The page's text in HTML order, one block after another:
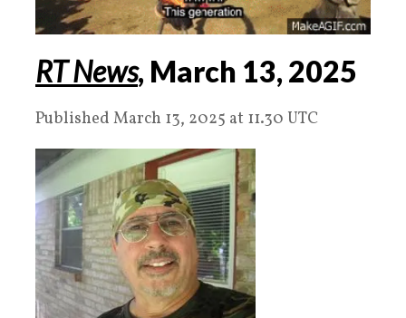
RT News, March 13, 2025
Published March 13, 2025 at 11.30 UTC